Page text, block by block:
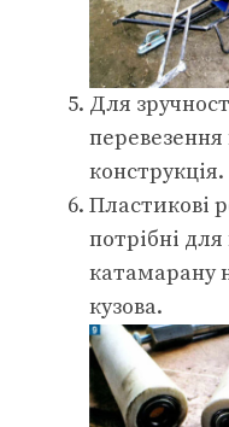
Для
конструкція.
Пластикові
потрібні
катамарану
кузова.